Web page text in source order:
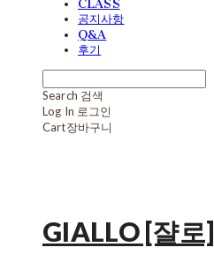
CLASS
공지사항
Q&A
후기
Search 검색
Log In 로그인
Cart장바구니
GIALLO [쟐로]